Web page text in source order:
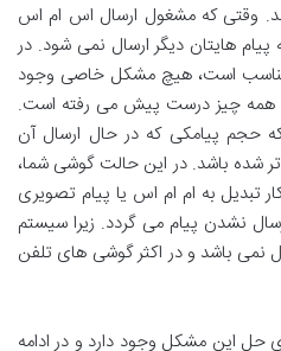
وقتی که مشغول ارسال اس ام اس
هایتان دیگر ارسال نمی شود. در
است، هیچ مشکل خاصی وجود
همه چیز درست پیش می رفته است.
حجم پیامکی که در حال ارسال آن
شده باشد. در این حالت گوشی شما،
تبدیل به ام ام اس یا پیام تصویری
نشدن پیام می گردد. زیرا سیستم
نمی باشد و در اکثر گوشی های تلفن
حل این مشکل وجود دارد و در ادامه